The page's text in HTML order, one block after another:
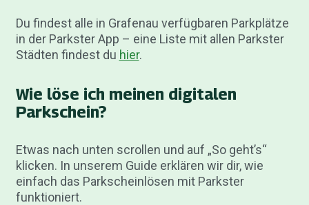
Du findest alle in Grafenau verfügbaren Parkplätze
in der Parkster App – eine Liste mit allen Parkster
Städten findest du hier.
Wie löse ich meinen digitalen
Parkschein?
Etwas nach unten scrollen und auf „So geht’s“
klicken. In unserem Guide erklären wir dir, wie
einfach das Parkscheinlösen mit Parkster
funktioniert.